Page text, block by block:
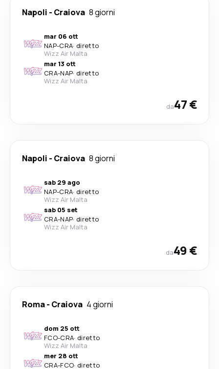
Napoli - Craiova 8 giorni
mar 06 ott
NAP-CRA· diretto
Wizz Air Malta
mar 13 ott
CRA-NAP· diretto
Wizz Air Malta
da47 €
Napoli - Craiova 8 giorni
sab 29 ago
NAP-CRA· diretto
Wizz Air Malta
sab 05 set
CRA-NAP· diretto
Wizz Air Malta
da49 €
Roma- Craiova 4 giorni
dom 25 ott
FCO-CRA· diretto
Wizz Air Malta
mer 28 ott
CRA-FCO· diretto